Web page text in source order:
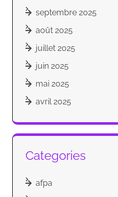
septembre 2025
août 2025
juillet 2025
juin 2025
mai 2025
avril 2025
Categories
afpa